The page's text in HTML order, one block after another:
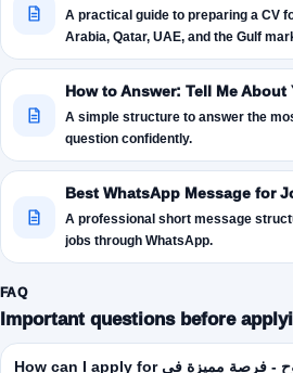
A practical guide to preparing a CV
Arabia, Qatar, UAE, and the Gulf
How to Answer: Tell Me About
A simple structure to answer the
question confidently.
Best WhatsApp Message for
A professional short message
jobs through WhatsApp.
FAQ
Important questions before
How can I apply for مدير عيادة طموح - فرصة مميزة في